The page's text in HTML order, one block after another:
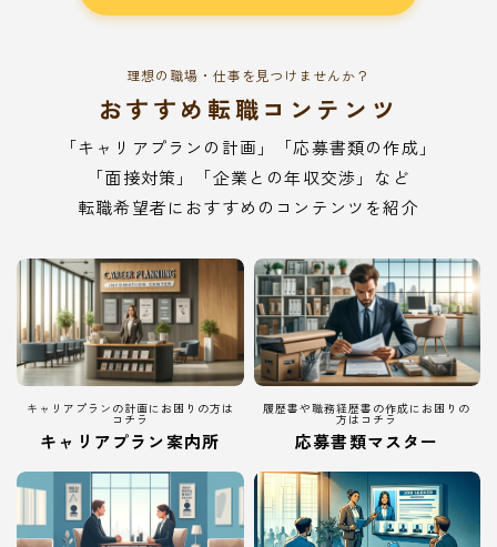
理想の職場・仕事を見つけませんか？
おすすめ転職コンテンツ
「キャリアプランの計画」「応募書類の作成」
「面接対策」「企業との年収交渉」など
転職希望者におすすめのコンテンツを紹介
キャリアプランの計画にお困りの方は
コチラ
キャリアプラン案内所
履歴書や職務経歴書の作成にお困りの
方はコチラ
応募書類マスター